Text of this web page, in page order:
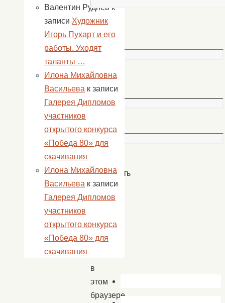
Имя
*
Email
*
Сохранить
моё
имя,
и
адрес
в
этом
браузере
Валентин Руднев к
записи Художник
Игорь Пухарт и его
работы. Уходят
таланты …
Илона Михайловна
Васильева к записи
Галерея Дипломов
участников
открытого конкурса
«Победа 80» для
скачивания
Илона Михайловна
Васильева к записи
Галерея Дипломов
участников
открытого конкурса
«Победа 80» для
скачивания